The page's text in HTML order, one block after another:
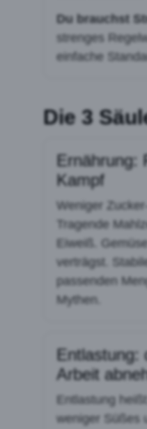
Du brauchst
strenges
einfache
Die 3
Ernährung:
Kampf
Weniger
Tragende
Eiweiß.
verträgst.
passenden
Mythen.
Entlastung:
Arbeit
Entlastung
weniger Süßes